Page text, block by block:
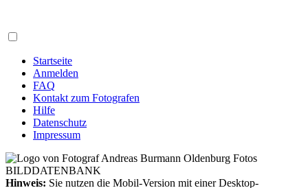
Startseite
Anmelden
FAQ
Kontakt zum Fotografen
Hilfe
Datenschutz
Impressum
Hinweis: Sie nutzen die Mobil-Version mit einer Desktop-